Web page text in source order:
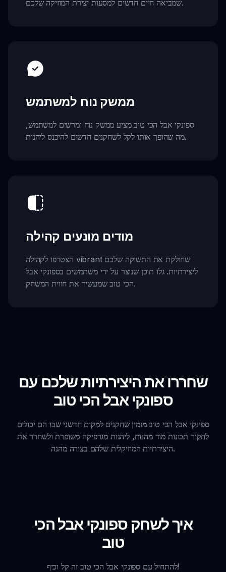
שמביאה חיים חדשים למסעות יצירת המוזיקה שלכם.
ממשק נוח למשתמש
ספונקי אבל הכי טוב מציע ממשק נוח ומרשים למשתמש,
מה שהופך אותו לקל לשחקנים חדשים להיכנס ליהנות.
מודים מונעים קהילה
הצטרפו לקהילה vibrant שחולקת את התשוקה שלכם
ליצירתיות. גלו תוכן שנוצר על ידי משתמשים בספונקי אבל
הכי טוב שמעשיר את חווית המשחק.
שחררו את היצירתיות שלכם עם
ספונקי אבל הכי טוב
ספונקי אבל הכי טוב מזמין שחקנים למקום חדשני שבו הם יכולים
לחקור תכונות מוד מהנות, ליהנות מגרפיקה משופרת ולשחרר את
היצירתיות המוזיקלית שלהם בצורה מהנה.
איך לשחק ספונקי אבל הכי
טוב
להתחיל עם ספונקי אבל הכי טוב זה קל וכיף!